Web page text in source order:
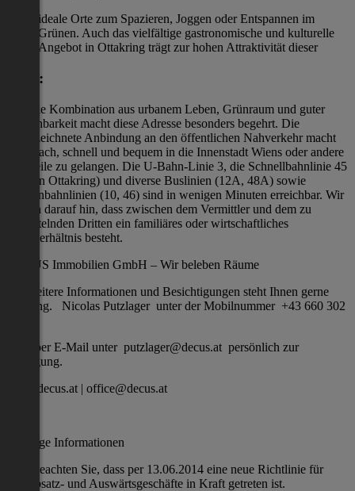
ideale Orte zum Spazieren, Joggen oder Entspannen im
Grünen. Auch das vielfältige gastronomische und kulturelle
Angebot in Ottakring trägt zur hohen Attraktivität dieser
Lage:
bei. Die Kombination aus urbanem Leben, Grünraum und guter
Erreichbarkeit macht diese Adresse besonders begehrt. Die
ausgezeichnete Anbindung an den öffentlichen Nahverkehr macht
es einfach, schnell und bequem in die Innenstadt Wiens oder andere
Stadtteile zu gelangen. Die U-Bahn-Linie 3, die Schnellbahnlinie 45
(Station Ottakring) und diverse Buslinien (12A, 48A) sowie
Straßenbahnlinien (10, 46) sind in wenigen Minuten erreichbar. Wir
weisen darauf hin, dass zwischen dem Vermittler und dem zu
vermittelnden Dritten ein familiäres oder wirtschaftliches
Naheverhältnis besteht.
DECUS Immobilien GmbH – Wir beleben Räume
Für weitere Informationen und Besichtigungen steht Ihnen gerne
Herr Ing. Nicolas Putzlager unter der Mobilnummer +43 660 302
und per E-Mail unter putzlager@decus.at persönlich zur
Verfügung.
www.decus.at | office@decus.at
Wichtige Informationen
Bitte beachten Sie, dass per 13.06.2014 eine neue Richtlinie für
Fernabsatz- und Auswärtsgeschäfte in Kraft getreten ist.